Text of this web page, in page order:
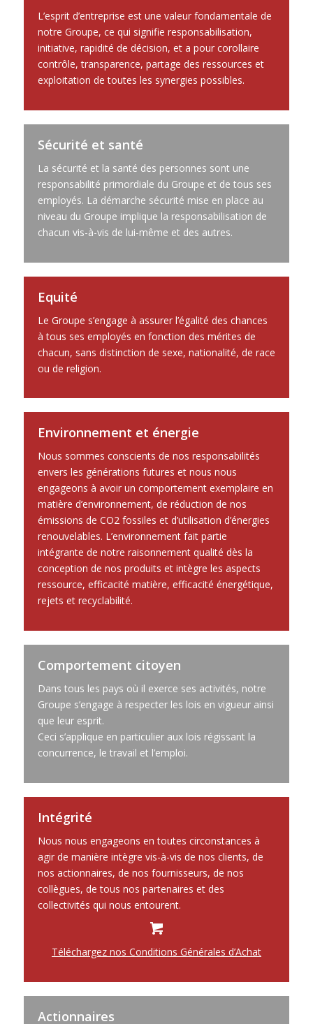
L’esprit d’entreprise est une valeur fondamentale de
notre Groupe, ce qui signifie responsabilisation,
initiative, rapidité de décision, et a pour corollaire
contrôle, transparence, partage des ressources et
exploitation de toutes les synergies possibles.
Sécurité et santé
La sécurité et la santé des personnes sont une
responsabilité primordiale du Groupe et de tous ses
employés. La démarche sécurité mise en place au
niveau du Groupe implique la responsabilisation de
chacun vis-à-vis de lui-même et des autres.
Equité
Le Groupe s’engage à assurer l’égalité des chances
à tous ses employés en fonction des mérites de
chacun, sans distinction de sexe, nationalité, de race
ou de religion.
Environnement et énergie
Nous sommes conscients de nos responsabilités
envers les générations futures et nous nous
engageons à avoir un comportement exemplaire en
matière d’environnement, de réduction de nos
émissions de CO2 fossiles et d’utilisation d’énergies
renouvelables. L’environnement fait partie
intégrante de notre raisonnement qualité dès la
conception de nos produits et intègre les aspects
ressource, efficacité matière, efficacité énergétique,
rejets et recyclabilité.
Comportement citoyen
Dans tous les pays où il exerce ses activités, notre
Groupe s’engage à respecter les lois en vigueur ainsi
que leur esprit.
Ceci s’applique en particulier aux lois régissant la
concurrence, le travail et l’emploi.
Intégrité
Nous nous engageons en toutes circonstances à
agir de manière intègre vis-à-vis de nos clients, de
nos actionnaires, de nos fournisseurs, de nos
collègues, de tous nos partenaires et des
collectivités qui nous entourent.
Téléchargez nos Conditions Générales d’Achat
Actionnaires